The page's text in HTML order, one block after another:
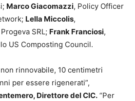
Marco Giacomazzi, Policy Officer
Lella Miccolis,
SRL; Frank Franciosi,
US Composting Council.
rinnovabile, 10 centimetri
per essere rigenerati”,
Direttore del CIC. “Per